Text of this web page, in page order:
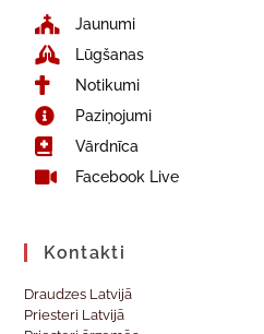
Jaunumi
Lūgšanas
Notikumi
Paziņojumi
Vārdnīca
Facebook Live
Kontakti
Draudzes Latvijā
Priesteri Latvijā